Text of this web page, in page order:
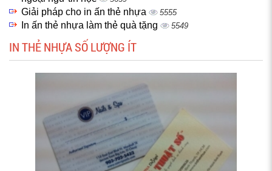
Giải pháp cho in ấn thẻ nhựa 5555
In ấn thẻ nhựa làm thẻ quà tặng 5549
IN THẺ NHỰA SỐ LƯỢNG ÍT